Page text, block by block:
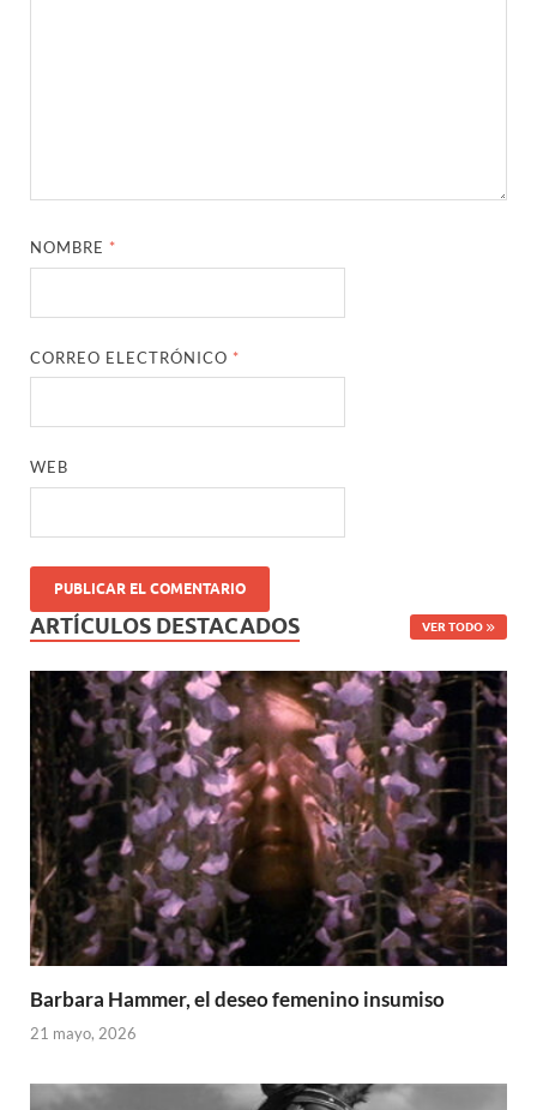
NOMBRE *
CORREO ELECTRÓNICO *
WEB
ARTÍCULOS DESTACADOS VER TODO
Barbara Hammer, el deseo femenino insumiso
21 mayo, 2026